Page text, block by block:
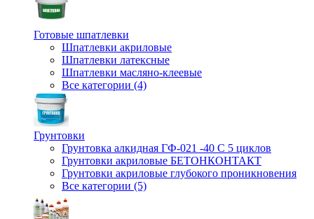
Готовые шпатлевки
Шпатлевки акриловые
Шпатлевки латексные
Шпатлевки масляно-клеевые
Все категории (4)
Грунтовки
Грунтовка алкидная ГФ-021 -40 С 5 циклов
Грунтовки акриловые БЕТОНКОНТАКТ
Грунтовки акриловые глубокого проникновения
Все категории (5)